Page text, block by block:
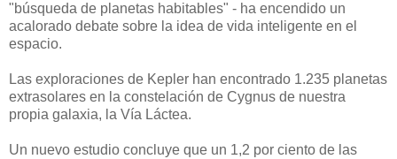
"búsqueda de planetas habitables" - ha encendido un
acalorado debate sobre la idea de vida inteligente en el
espacio.
Las exploraciones de Kepler han encontrado 1.235 planetas
extrasolares en la constelación de Cygnus de nuestra
propia galaxia, la Vía Láctea.
Un nuevo estudio concluye que un 1,2 por ciento de las